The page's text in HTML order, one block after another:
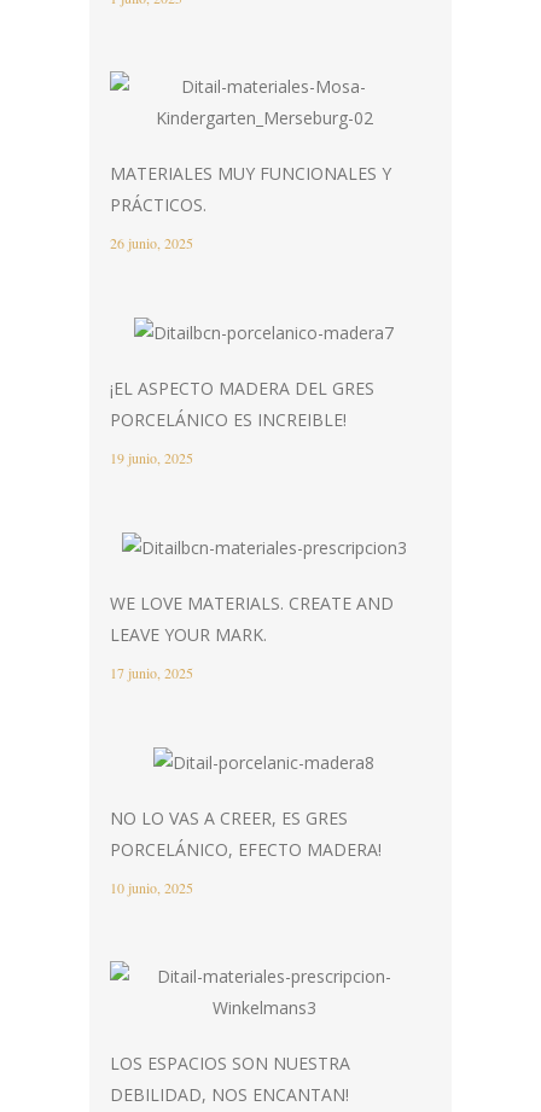
MATERIALES MUY FUNCIONALES Y
PRÁCTICOS.
26 junio, 2025
¡EL ASPECTO MADERA DEL GRES
PORCELÁNICO ES INCREIBLE!
19 junio, 2025
WE LOVE MATERIALS. CREATE AND
LEAVE YOUR MARK.
17 junio, 2025
NO LO VAS A CREER, ES GRES
PORCELÁNICO, EFECTO MADERA!
10 junio, 2025
LOS ESPACIOS SON NUESTRA
DEBILIDAD, NOS ENCANTAN!